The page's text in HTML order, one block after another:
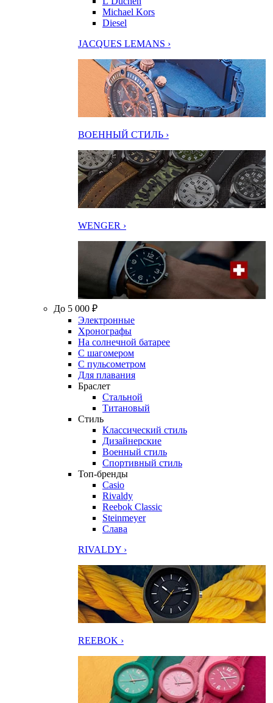
Michael Kors
Diesel
JACQUES LEMANS ›
ВОЕННЫЙ СТИЛЬ ›
WENGER ›
До 5 000 ₽
Электронные
Хронографы
На солнечной батарее
С шагомером
С пульсометром
Для плавания
Браслет
Стальной
Титановый
Стиль
Классический стиль
Дизайнерские
Военный стиль
Спортивный стиль
Топ-бренды
Casio
Rivaldy
Reebok Classic
Steinmeyer
Слава
RIVALDY ›
REEBOK ›